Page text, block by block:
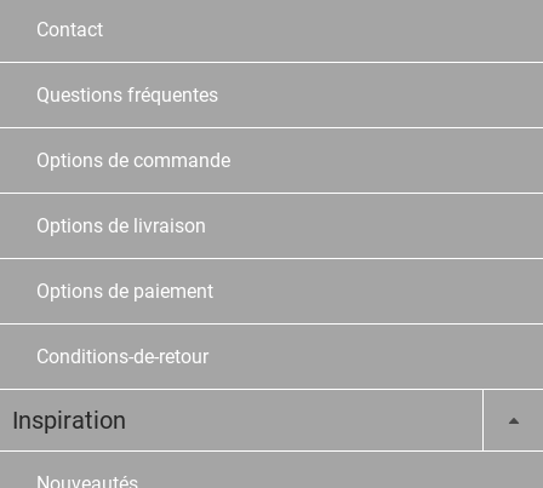
Contact
Questions fréquentes
Options de commande
Options de livraison
Options de paiement
Conditions-de-retour
Inspiration
Nouveautés